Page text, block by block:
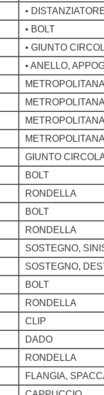
•
• BOLT
• GIUNTO
• ANELLO,
GIUNTO
BOLT
RONDELLA
BOLT
RONDELLA
SOSTEGNO,
SOSTEGNO,
BOLT
RONDELLA
CLIP
DADO
RONDELLA
FLANGIA,